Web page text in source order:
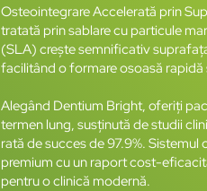
Osteointegrare Accelerată prin
tratată prin sablare cu particule
(SLA) crește semnificativ
facilitând o formare osoasă rapidă
Alegând Dentium Bright, oferiți
termen lung, susținută de studii
rată de succes de 97.9%. Sistemul
premium cu un raport cost-
pentru o clinică modernă.